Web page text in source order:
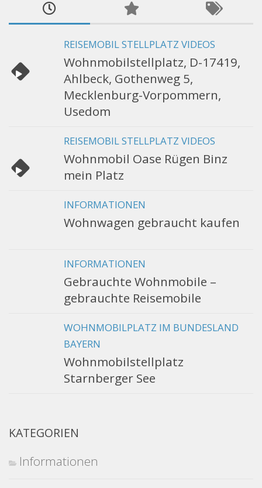
REISEMOBIL STELLPLATZ VIDEOS
Wohnmobilstellplatz, D-17419,
Ahlbeck, Gothenweg 5,
Mecklenburg-Vorpommern,
Usedom
REISEMOBIL STELLPLATZ VIDEOS
Wohnmobil Oase Rügen Binz
mein Platz
INFORMATIONEN
Wohnwagen gebraucht kaufen
INFORMATIONEN
Gebrauchte Wohnmobile –
gebrauchte Reisemobile
WOHNMOBILPLATZ IM BUNDESLAND
BAYERN
Wohnmobilstellplatz
Starnberger See
KATEGORIEN
Informationen